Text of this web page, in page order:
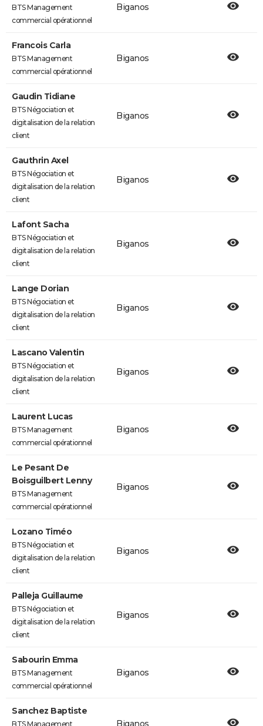
BTS Management
commercial opérationnel
Biganos
Francois Carla
BTS Management
commercial opérationnel
Biganos
Gaudin Tidiane
BTS Négociation et
digitalisation de la relation
client
Biganos
Gauthrin Axel
BTS Négociation et
digitalisation de la relation
client
Biganos
Lafont Sacha
BTS Négociation et
digitalisation de la relation
client
Biganos
Lange Dorian
BTS Négociation et
digitalisation de la relation
client
Biganos
Lascano Valentin
BTS Négociation et
digitalisation de la relation
client
Biganos
Laurent Lucas
BTS Management
commercial opérationnel
Biganos
Le Pesant De
Boisguilbert Lenny
BTS Management
commercial opérationnel
Biganos
Lozano Timéo
BTS Négociation et
digitalisation de la relation
client
Biganos
Palleja Guillaume
BTS Négociation et
digitalisation de la relation
client
Biganos
Sabourin Emma
BTS Management
commercial opérationnel
Biganos
Sanchez Baptiste
BTS Management Biganos